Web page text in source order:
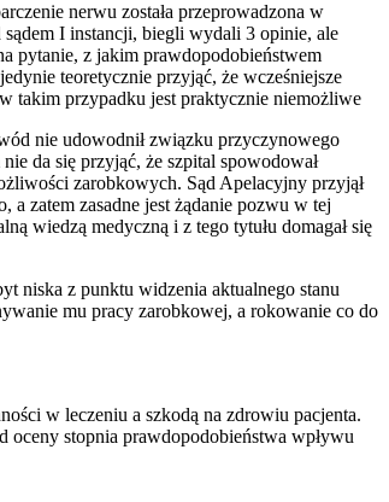
nerwu została przeprowadzona w
I instancji, biegli wydali 3 opinie, ale
pytanie, z jakim prawdopodobieństwem
teoretycznie przyjąć, że wcześniejsze
takim przypadku jest praktycznie niemożliwe
nie udowodnił związku przyczynowego
da się przyjąć, że szpital spowodował
zarobkowych. Sąd Apelacyjny przyjął
zatem zasadne jest żądanie pozwu w tej
wiedzą medyczną i z tego tytułu domagał się
niska z punktu widzenia aktualnego stanu
mu pracy zarobkowej, a rokowanie co do
w leczeniu a szkodą na zdrowiu pacjenta.
oceny stopnia prawdopodobieństwa wpływu